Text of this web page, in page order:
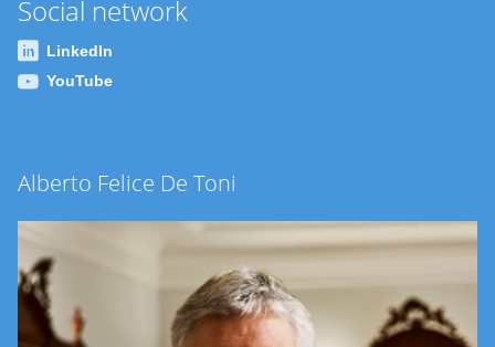
Social network
LinkedIn
YouTube
Alberto Felice De Toni